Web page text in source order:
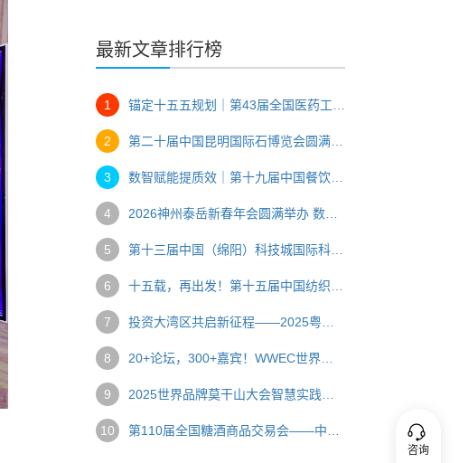
最新文章排行榜
1
2
3
4
5
6
7
8
9
10
咨询